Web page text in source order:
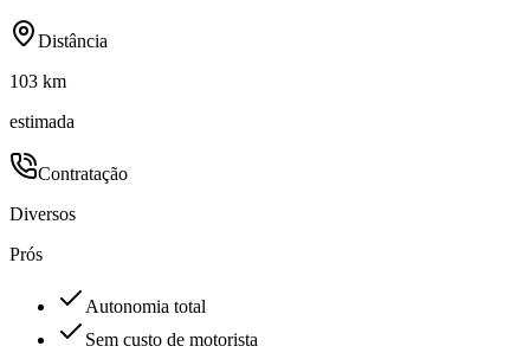
Distância
103 km
estimada
Contratação
Diversos
Prós
Autonomia total
Sem custo de motorista